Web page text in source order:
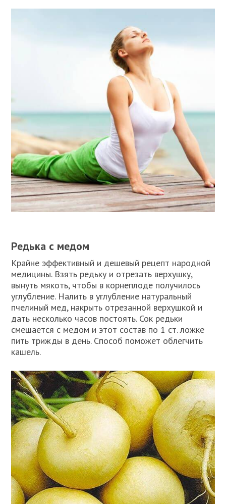
Редька с медом
Крайне эффективный и дешевый рецепт народной
медицины. Взять редьку и отрезать верхушку,
вынуть мякоть, чтобы в корнеплоде получилось
углубление. Налить в углубление натуральный
пчелиный мед, накрыть отрезанной верхушкой и
дать несколько часов постоять. Сок редьки
смешается с медом и этот состав по 1 ст. ложке
пить трижды в день. Способ поможет облегчить
кашель.